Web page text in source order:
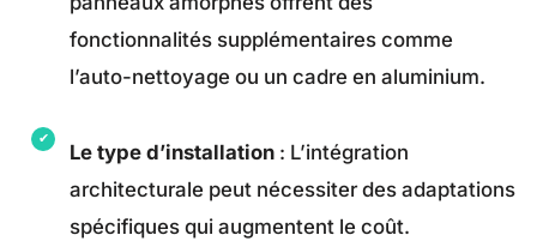
fonctionnalités supplémentaires comme
l’auto-nettoyage ou un cadre en aluminium.
Le type d’installation : L’intégration
architecturale peut nécessiter des adaptations
spécifiques qui augmentent le coût.